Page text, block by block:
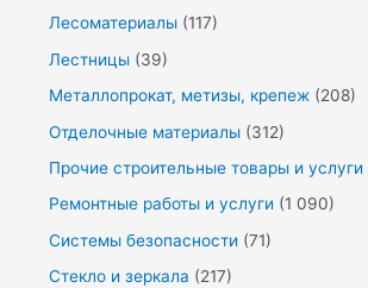
Лесоматериалы (117)
Лестницы (39)
Металлопрокат, метизы, крепеж (208)
Отделочные материалы (312)
Прочие строительные товары и услуги
Ремонтные работы и услуги (1 090)
Системы безопасности (71)
Стекло и зеркала (217)